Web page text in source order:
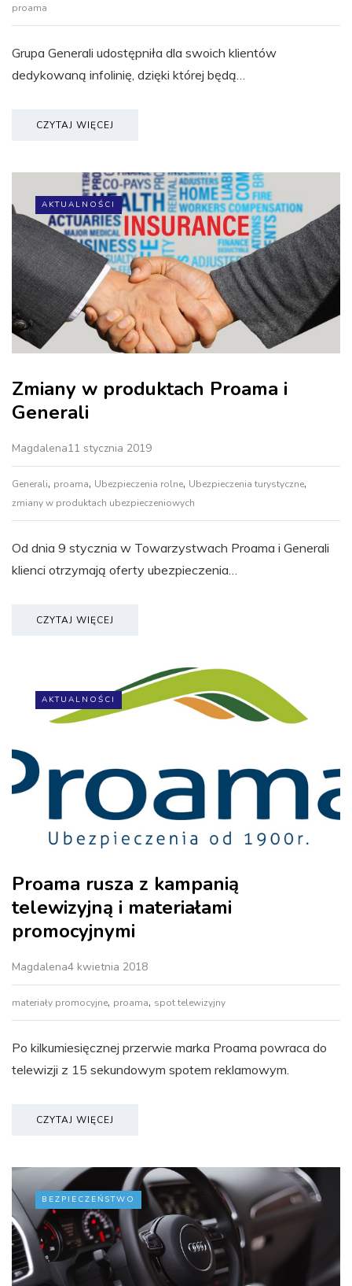
proama
Grupa Generali udostępniła dla swoich klientów
dedykowaną infolinię, dzięki której będą…
CZYTAJ WIĘCEJ
AKTUALNOŚCI
Zmiany w produktach Proama i
Generali
Magdalena11 stycznia 2019
Generali, proama, Ubezpieczenia rolne, Ubezpieczenia turystyczne,
zmiany w produktach ubezpieczeniowych
Od dnia 9 stycznia w Towarzystwach Proama i Generali
klienci otrzymają oferty ubezpieczenia…
CZYTAJ WIĘCEJ
AKTUALNOŚCI
Proama rusza z kampanią
telewizyjną i materiałami
promocyjnymi
Magdalena4 kwietnia 2018
materiały promocyjne, proama, spot telewizyjny
Po kilkumiesięcznej przerwie marka Proama powraca do
telewizji z 15 sekundowym spotem reklamowym.
CZYTAJ WIĘCEJ
BEZPIECZEŃSTWO